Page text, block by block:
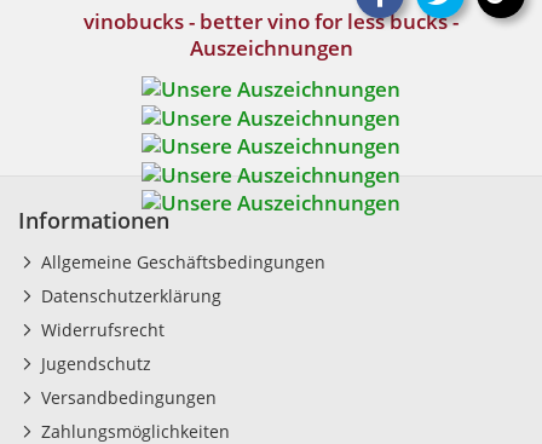
vinobucks - better vino for less bucks -
Auszeichnungen
Informationen
Allgemeine Geschäftsbedingungen
Datenschutzerklärung
Widerrufsrecht
Jugendschutz
Versandbedingungen
Zahlungsmöglichkeiten